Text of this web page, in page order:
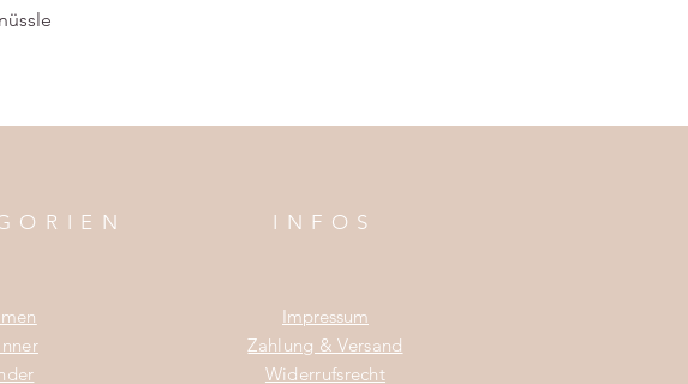
INFOS
Impressum
Zahlung & Versand
Widerrufsrecht